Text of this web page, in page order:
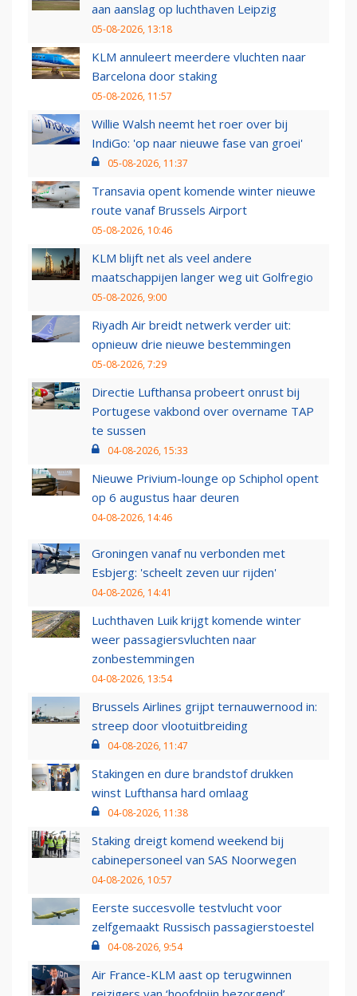
aan aanslag op luchthaven Leipzig
05-08-2026, 13:18
KLM annuleert meerdere vluchten naar
Barcelona door staking
05-08-2026, 11:57
Willie Walsh neemt het roer over bij
IndiGo: 'op naar nieuwe fase van groei'
05-08-2026, 11:37
Transavia opent komende winter nieuwe
route vanaf Brussels Airport
05-08-2026, 10:46
KLM blijft net als veel andere
maatschappijen langer weg uit Golfregio
05-08-2026, 9:00
Riyadh Air breidt netwerk verder uit:
opnieuw drie nieuwe bestemmingen
05-08-2026, 7:29
Directie Lufthansa probeert onrust bij
Portugese vakbond over overname TAP
te sussen
04-08-2026, 15:33
Nieuwe Privium-lounge op Schiphol opent
op 6 augustus haar deuren
04-08-2026, 14:46
Groningen vanaf nu verbonden met
Esbjerg: 'scheelt zeven uur rijden'
04-08-2026, 14:41
Luchthaven Luik krijgt komende winter
weer passagiersvluchten naar
zonbestemmingen
04-08-2026, 13:54
Brussels Airlines grijpt ternauwernood in:
streep door vlootuitbreiding
04-08-2026, 11:47
Stakingen en dure brandstof drukken
winst Lufthansa hard omlaag
04-08-2026, 11:38
Staking dreigt komend weekend bij
cabinepersoneel van SAS Noorwegen
04-08-2026, 10:57
Eerste succesvolle testvlucht voor
zelfgemaakt Russisch passagierstoestel
04-08-2026, 9:54
Air France-KLM aast op terugwinnen